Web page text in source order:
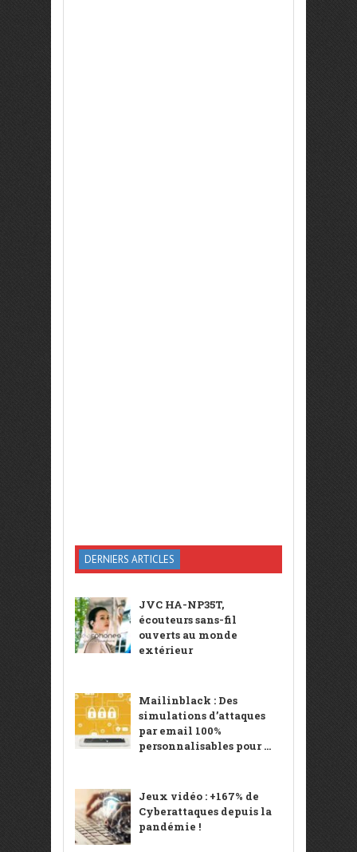
DERNIERS ARTICLES
JVC HA-NP35T,
écouteurs sans-fil
ouverts au monde
extérieur
Mailinblack : Des
simulations d’attaques
par email 100%
personnalisables pour ...
Jeux vidéo : +167% de
Cyberattaques depuis la
pandémie !